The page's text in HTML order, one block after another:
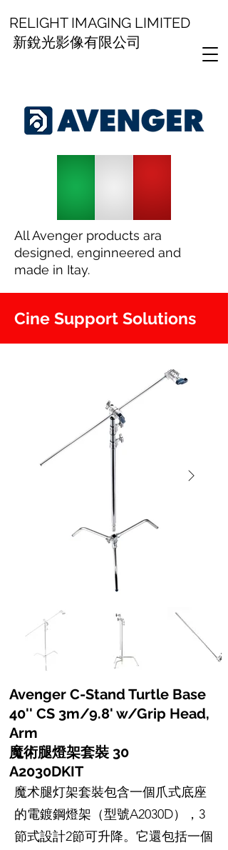
RELIGHT IMAGING LIMITED
新銳光影像有限公司
All Avenger products ara
designed, enginneered and
made in Itay.
Cine Support Solutions
Avenger C-Stand Turtle Base
40'' CS 3m/9.8' w/Grip Head,
Arm
魔術腿燈架套裝 30
A2030DKIT
魔术腿灯架套裝包含一個爪式底座
的電鍍鋼燈架（型號A2030D），3
節式設計2節可升降。它還包括一個